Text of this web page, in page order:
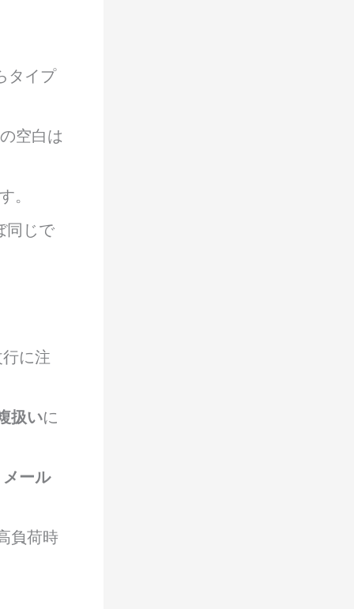
タイプ
空白は
。
同じで
に注
扱いに
メール
負荷時